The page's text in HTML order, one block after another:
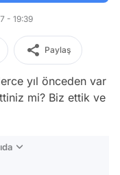
- 19:39
Paylaş
yıl önceden var
mi? Biz ettik ve